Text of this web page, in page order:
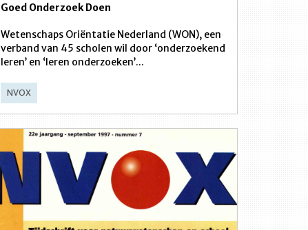
Goed Onderzoek Doen
Wetenschaps Oriëntatie Nederland (WON), een
verband van 45 scholen wil door ‘onderzoekend
leren’ en ‘leren onderzoeken’...
NVOX